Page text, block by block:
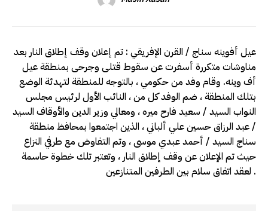
عيل أفوينه سناج / القرن الإفريقي : تم إعلان وقف إطلاق النار بعد
مناوشات متكررة أسفرت عن سقوط قتلى وجرحى بمنطقة عيل
أف وينه. وقام وفد من حكومي ، بالتوجه للمنطقة لتهدئة الوضع
بتلك المنطقة ، ضم الوفد كل من ، النائب الأول لرئيس مجلس
النواب السيد / سعيد فارح ميره ، ومعالي وزير الدين والأوقاف السيد
/ عبد الرزاق حسين علي ألباني ، الذين اجتمعوا بمحافظ منطقة
سناج السيد / أحمد عبدي موسى ، وتم التفاوض مع طرفي النزاع
حيث تم الإعلان عن وقف إطلاق النار ، وتعتبر تلك خطوة حاسمة
لعقد اتفاق سلام بين الطرفين المتنازعين .